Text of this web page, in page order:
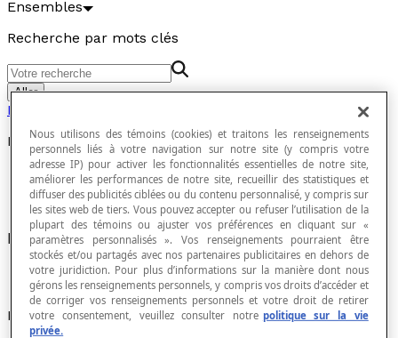
Ensembles
Recherche par mots clés
Aller
Ensembles
Partie propre d'un ensemble
Partie non vide d'un ensemble E, différente de E.
Exemples
Nous utilisons des témoins (cookies) et traitons les renseignements
personnels liés à votre navigation sur notre site (y compris votre
adresse IP) pour activer les fonctionnalités essentielles de notre site,
améliorer les performances de notre site, recueillir des statistiques et
diffuser des publicités ciblées ou du contenu personnalisé, y compris sur
les sites web de tiers. Vous pouvez accepter ou refuser l’utilisation de la
plupart des témoins ou ajuster vos préférences en cliquant sur «
paramètres personnalisés ». Vos renseignements pourraient être
stockés et/ou partagés avec nos partenaires publicitaires en dehors de
votre juridiction. Pour plus d’informations sur la manière dont nous
gérons les renseignements personnels, y compris vos droits d’accéder et
de corriger vos renseignements personnels et votre droit de retirer
votre consentement, veuillez consulter notre politique sur la vie
privée.